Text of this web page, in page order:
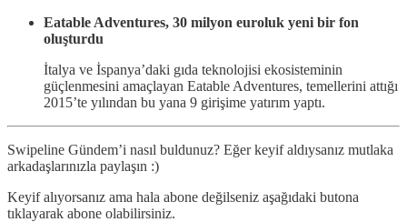
Eatable Adventures, 30 milyon euroluk yeni bir fon
oluşturdu
İtalya ve İspanya’daki gıda teknolojisi ekosisteminin
güçlenmesini amaçlayan Eatable Adventures, temellerini attığı
2015’te yılından bu yana 9 girişime yatırım yaptı.
Swipeline Gündem’i nasıl buldunuz? Eğer keyif aldıysanız mutlaka
arkadaşlarınızla paylaşın :)
Keyif alıyorsanız ama hala abone değilseniz aşağıdaki butona
tıklayarak abone olabilirsiniz.